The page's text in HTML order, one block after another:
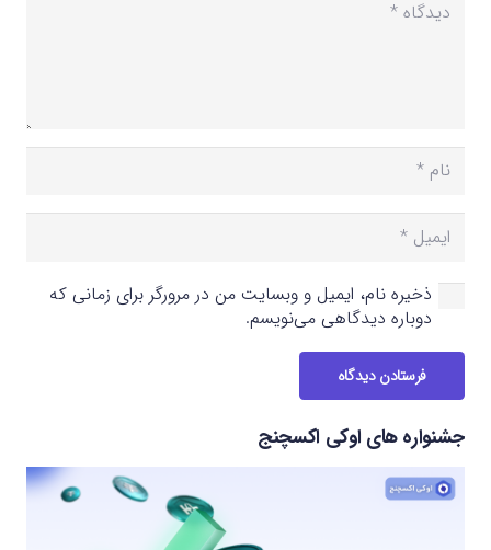
ذخیره نام، ایمیل و وبسایت من در مرورگر برای زمانی که
دوباره دیدگاهی می‌نویسم.
فرستادن دیدگاه
جشنواره های اوکی اکسچنج